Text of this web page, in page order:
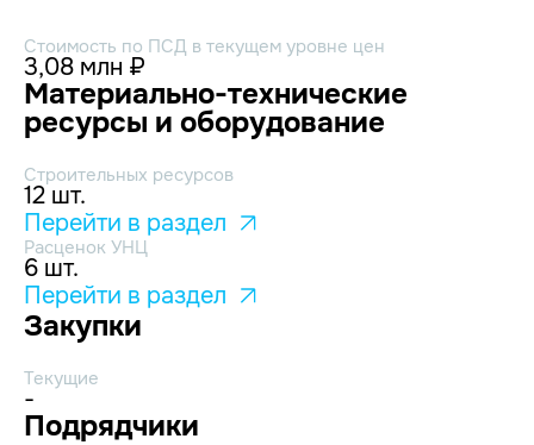
Стоимость по ПСД в текущем уровне цен
3,08 млн ₽
Материально-технические
ресурсы и оборудование
Строительных ресурсов
12 шт.
Перейти в раздел
Расценок УНЦ
6 шт.
Перейти в раздел
Закупки
Текущие
-
Подрядчики